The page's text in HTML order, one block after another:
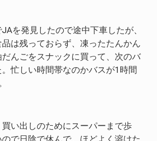
を発見したので途中下車したが、
は残っておらず、凍ったたんかん
んごをスナックに買って、次のバ
忙しい時間帯なのかバスが1時間
い出しのためにスーパーまで歩